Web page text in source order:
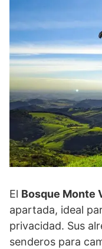
El Bosque Monte
apartada, ideal
privacidad. Sus
senderos para